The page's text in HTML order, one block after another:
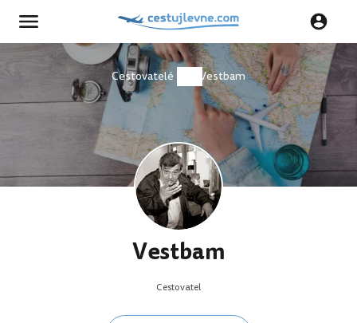
Cestovatelé Vestbam
Vestbam
Cestovatel